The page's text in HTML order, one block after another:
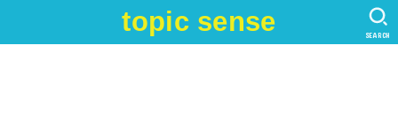
topic sense SEARCH